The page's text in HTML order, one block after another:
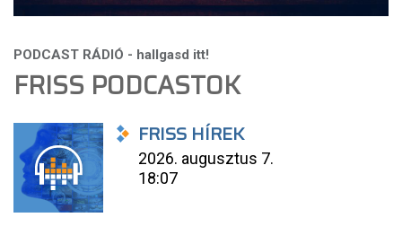
FRISS PODCASTOK
FRISS HÍREK
2026. augusztus 7.
18:07